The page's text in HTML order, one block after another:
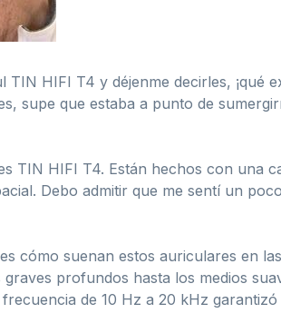
HIFI T4 y déjenme decirles, ¡qué
supe que estaba a punto de
TIN HIFI T4. Están hechos con una
Debo admitir que me sentí un
cómo suenan estos auriculares en
profundos hasta los medios
de 10 Hz a 20 kHz